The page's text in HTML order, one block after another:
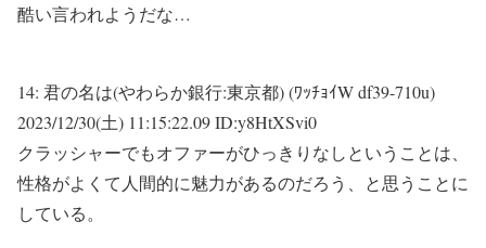
酷い言われようだな…
14: 君の名は(やわらか銀行:東京都) (ﾜｯﾁｮｲW df39-710u)
2023/12/30(土) 11:15:22.09 ID:y8HtXSvi0
クラッシャーでもオファーがひっきりなしということは、
性格がよくて人間的に魅力があるのだろう、と思うことに
している。